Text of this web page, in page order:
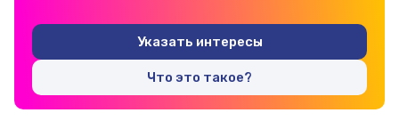
Указать интересы
Что это такое?